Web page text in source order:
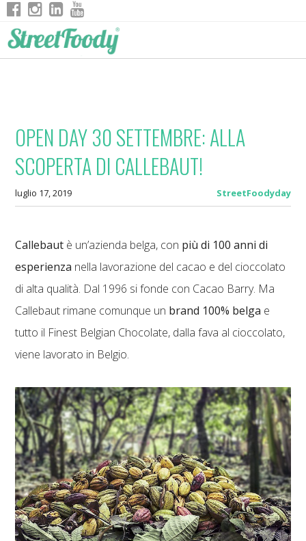
OPEN DAY 30 SETTEMBRE: ALLA
SCOPERTA DI CALLEBAUT!
luglio 17, 2019 StreetFoodyday
Callebaut è un’azienda belga, con più di 100 anni di
esperienza nella lavorazione del cacao e del cioccolato
di alta qualità. Dal 1996 si fonde con Cacao Barry. Ma
Callebaut rimane comunque un brand 100% belga e
tutto il Finest Belgian Chocolate, dalla fava al cioccolato,
viene lavorato in Belgio.